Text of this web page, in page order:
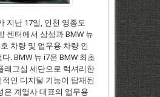
지난 17일, 인천 영종도
센터에서 삼성과 BMW 뉴
차량 및 업무용 차량 인
. BMW 뉴 i7은 BMW 최초
래그십 세단으로 럭셔리한
인 디지털 기능이 탑재된
은 계열사 대표의 업무용